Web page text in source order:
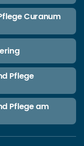
Curanum
Pflege
Pflege am